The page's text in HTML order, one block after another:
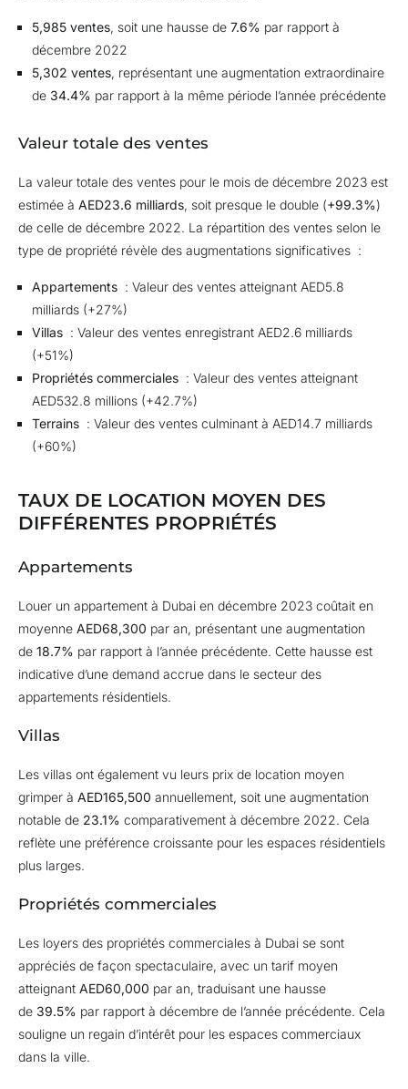
5,985 ventes, soit une hausse de 7.6% par rapport à
décembre 2022
5,302 ventes, représentant une augmentation extraordinaire
de 34.4% par rapport à la même période l’année précédente
Valeur totale des ventes
La valeur totale des ventes pour le mois de décembre 2023 est
estimée à AED23.6 milliards, soit presque le double (+99.3%)
de celle de décembre 2022. La répartition des ventes selon le
type de propriété révèle des augmentations significatives :
Appartements : Valeur des ventes atteignant AED5.8
milliards (+27%)
Villas : Valeur des ventes enregistrant AED2.6 milliards
(+51%)
Propriétés commerciales : Valeur des ventes atteignant
AED532.8 millions (+42.7%)
Terrains : Valeur des ventes culminant à AED14.7 milliards
(+60%)
TAUX DE LOCATION MOYEN DES
DIFFÉRENTES PROPRIÉTÉS
Appartements
Louer un appartement à Dubai en décembre 2023 coûtait en
moyenne AED68,300 par an, présentant une augmentation
de 18.7% par rapport à l’année précédente. Cette hausse est
indicative d’une demand accrue dans le secteur des
appartements résidentiels.
Villas
Les villas ont également vu leurs prix de location moyen
grimper à AED165,500 annuellement, soit une augmentation
notable de 23.1% comparativement à décembre 2022. Cela
reflète une préférence croissante pour les espaces résidentiels
plus larges.
Propriétés commerciales
Les loyers des propriétés commerciales à Dubai se sont
appréciés de façon spectaculaire, avec un tarif moyen
atteignant AED60,000 par an, traduisant une hausse
de 39.5% par rapport à décembre de l’année précédente. Cela
souligne un regain d’intérêt pour les espaces commerciaux
dans la ville.